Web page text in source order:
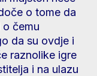
o tome da
čemu
da su ovdje i
raznolike igre
i na ulazu